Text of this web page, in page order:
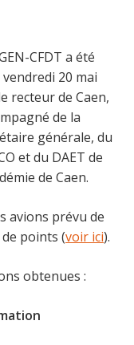
CFDT a été
vendredi 20 mai
recteur de Caen,
de la
générale, du
et du DAET de
de Caen.
avions prévu de
points (voir ici).
obtenues :